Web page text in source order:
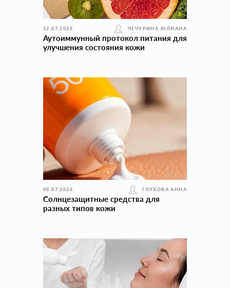
12.07.2026 ЧЕЧУРИНА ЮЛИАНА
Аутоиммунный протокол питания для
улучшения состояния кожи
08.07.2026 ГЛУХОВА АННА
Солнцезащитные средства для
разных типов кожи